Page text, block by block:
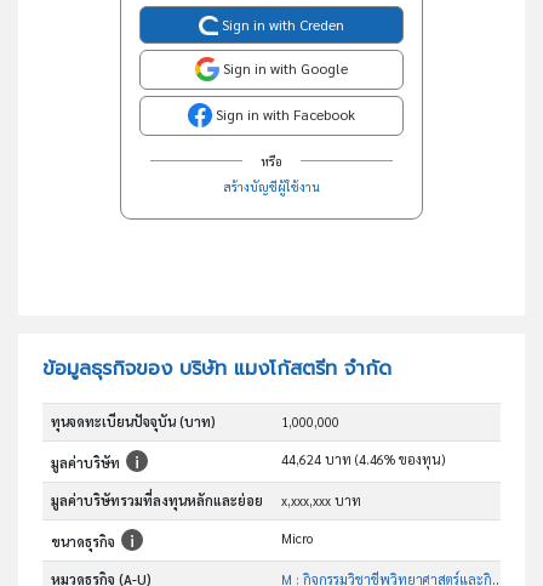
Sign in with Creden
Sign in with Google
Sign in with Facebook
หรือ
สร้างบัญชีผู้ใช้งาน
ข้อมูลธุรกิจของ บริษัท แมงโก้สตรีท จำกัด
ทุนจดทะเบียนปัจจุบัน (บาท) 1,000,000
มูลค่าบริษัท 44,624 บาท (4.46% ของทุน)
มูลค่าบริษัทรวมที่ลงทุนหลักและย่อย x,xxx,xxx บาท
ขนาดธุรกิจ Micro
หมวดธุรกิจ (A-U) M : กิจกรรมวิชาชีพวิทยาศาสตร์และกิจกรรมทาง วิชาการ